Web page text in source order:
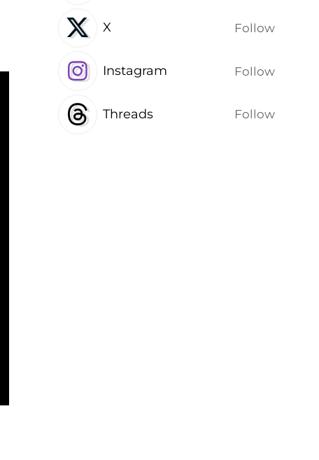
X Follow
Instagram Follow
Threads Follow